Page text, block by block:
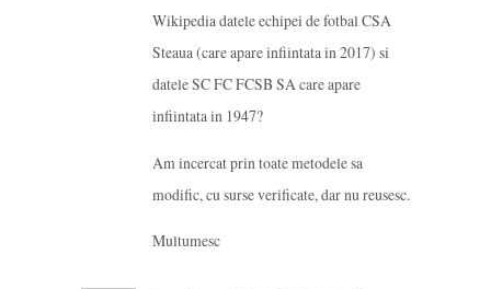
Wikipedia datele echipei de fotbal CSA
Steaua (care apare infiintata in 2017) si
datele SC FC FCSB SA care apare
infiintata in 1947?
Am incercat prin toate metodele sa
modific, cu surse verificate, dar nu reusesc.
Multumesc